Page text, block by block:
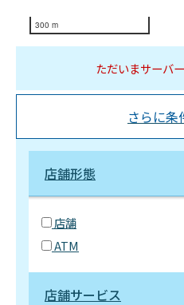
300 m
ただいまサーバ
さらに条
店舗形態
店舗
ATM
店舗サービス